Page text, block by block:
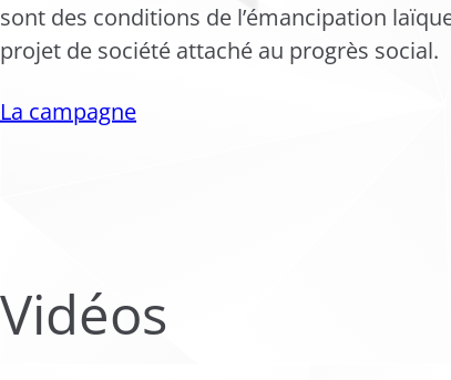
sont des conditions de l’émancipation
projet de société attaché au progrès social.
La campagne
Vidéos